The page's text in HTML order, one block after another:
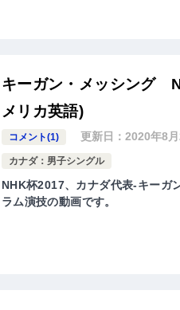
キーガン・メッシング
メリカ英語)
コメント(1) 更新日：2020年8月
カナダ：男子シングル
NHK杯2017、カナダ代表-キーガ
ラム演技の動画です。